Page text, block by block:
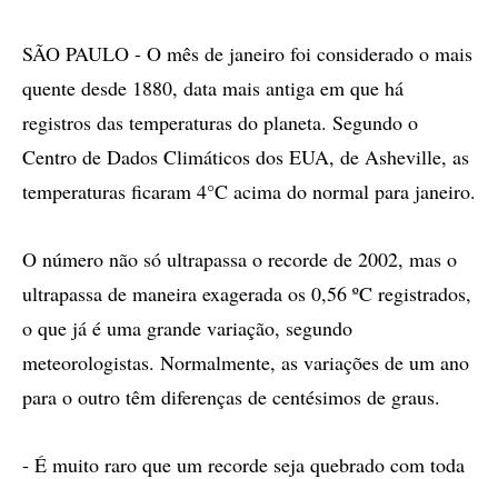
SÃO PAULO - O mês de janeiro foi considerado o mais
quente desde 1880, data mais antiga em que há
registros das temperaturas do planeta. Segundo o
Centro de Dados Climáticos dos EUA, de Asheville, as
temperaturas ficaram 4°C acima do normal para janeiro.
O número não só ultrapassa o recorde de 2002, mas o
ultrapassa de maneira exagerada os 0,56 ºC registrados,
o que já é uma grande variação, segundo
meteorologistas. Normalmente, as variações de um ano
para o outro têm diferenças de centésimos de graus.
- É muito raro que um recorde seja quebrado com toda